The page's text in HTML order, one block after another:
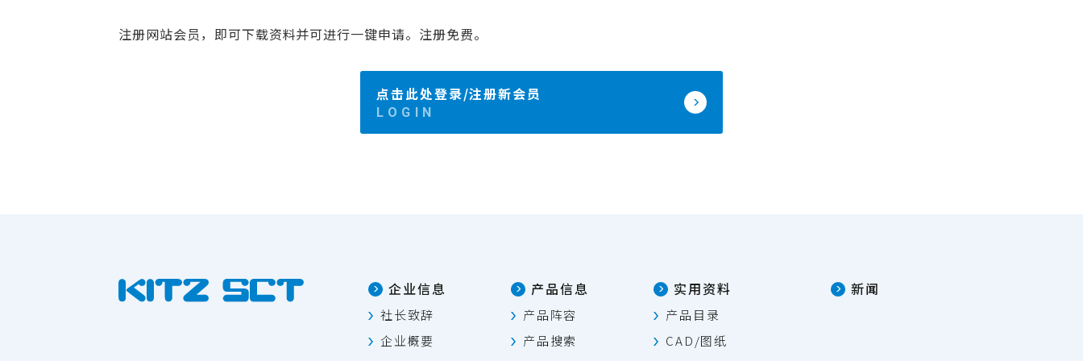
注册网站会员，即可下载资料并可进行一键申请。注册免费。
点击此处登录/注册新会员
企业信息
社长致辞
企业概要
产品信息
产品阵容
产品搜索
实用资料
产品目录
CAD/图纸
新闻